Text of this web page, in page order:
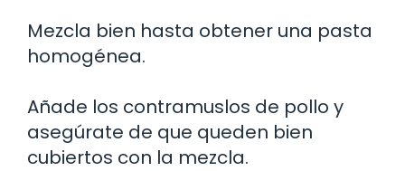
Mezcla bien hasta obtener una pasta
homogénea.
Añade los contramuslos de pollo y
asegúrate de que queden bien
cubiertos con la mezcla.